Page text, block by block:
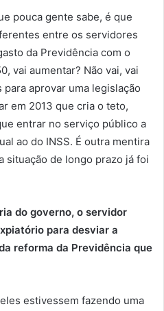
pouca gente sabe, é que
entre os servidores
da Previdência com o
vai aumentar? Não vai, vai
para aprovar uma legislação
em 2013 que cria o teto,
entrar no serviço público a
ao do INSS. É outra mentira
situação de longo prazo já foi
do governo, o servidor
para desviar a
reforma da Previdência que
estivessem fazendo uma